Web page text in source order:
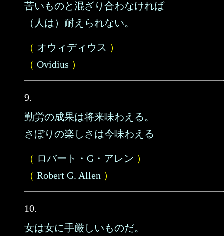
苦いものと混ざり合わなければ
（人は）耐えられない。
（ オウィディウス ）
（ Ovidius ）
9.
勤労の成果は将来味わえる。
さぼりの楽しさは今味わえる
（ ロバート・G・アレン ）
（ Robert G. Allen ）
10.
女は女に手厳しいものだ。